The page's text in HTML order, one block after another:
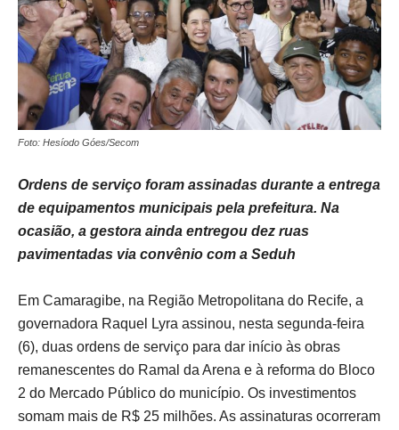
Foto: Hesíodo Góes/Secom
Ordens de serviço foram assinadas durante a entrega
de equipamentos municipais pela prefeitura. Na
ocasião, a gestora ainda entregou dez ruas
pavimentadas via convênio com a Seduh
Em Camaragibe, na Região Metropolitana do Recife, a
governadora Raquel Lyra assinou, nesta segunda-feira
(6), duas ordens de serviço para dar início às obras
remanescentes do Ramal da Arena e à reforma do Bloco
2 do Mercado Público do município. Os investimentos
somam mais de R$ 25 milhões. As assinaturas ocorreram